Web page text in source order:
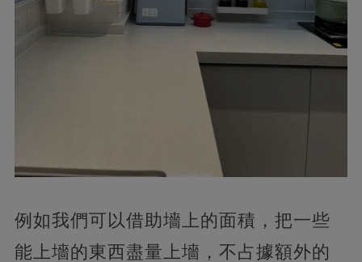
例如我們可以借助墻上的面積，把一些
能上墻的東西盡量上墻，不占據額外的